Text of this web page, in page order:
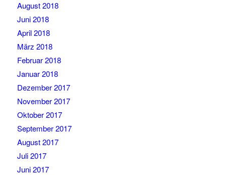
August 2018
Juni 2018
April 2018
März 2018
Februar 2018
Januar 2018
Dezember 2017
November 2017
Oktober 2017
September 2017
August 2017
Juli 2017
Juni 2017